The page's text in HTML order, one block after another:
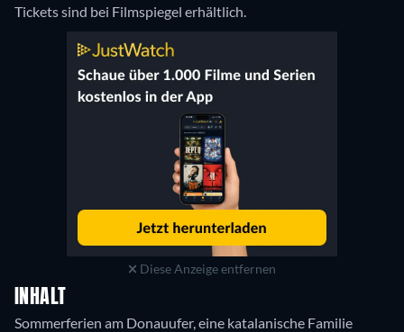
Tickets sind bei Filmspiegel erhältlich.
Diese Anzeige entfernen
INHALT
Sommerferien am Donauufer, eine katalanische Familie